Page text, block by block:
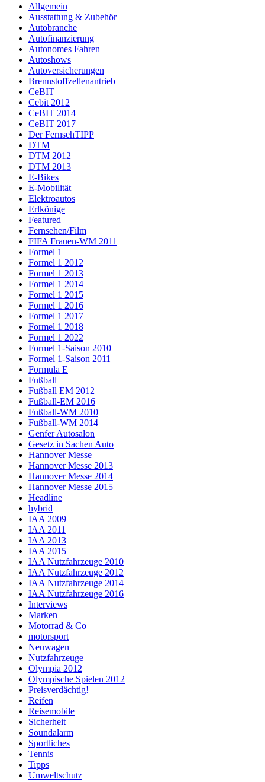
Allgemein
Ausstattung & Zubehör
Autobranche
Autofinanzierung
Autonomes Fahren
Autoshows
Autoversicherungen
Brennstoffzellenantrieb
CeBIT
Cebit 2012
CeBIT 2014
CeBIT 2017
Der FernsehTIPP
DTM
DTM 2012
DTM 2013
E-Bikes
E-Mobilität
Elektroautos
Erlkönige
Featured
Fernsehen/Film
FIFA Frauen-WM 2011
Formel 1
Formel 1 2012
Formel 1 2013
Formel 1 2014
Formel 1 2015
Formel 1 2016
Formel 1 2017
Formel 1 2018
Formel 1 2022
Formel 1-Saison 2010
Formel 1-Saison 2011
Formula E
Fußball
Fußball EM 2012
Fußball-EM 2016
Fußball-WM 2010
Fußball-WM 2014
Genfer Autosalon
Gesetz in Sachen Auto
Hannover Messe
Hannover Messe 2013
Hannover Messe 2014
Hannover Messe 2015
Headline
hybrid
IAA 2009
IAA 2011
IAA 2013
IAA 2015
IAA Nutzfahrzeuge 2010
IAA Nutzfahrzeuge 2012
IAA Nutzfahrzeuge 2014
IAA Nutzfahrzeuge 2016
Interviews
Marken
Motorrad & Co
motorsport
Neuwagen
Nutzfahrzeuge
Olympia 2012
Olympische Spielen 2012
Preisverdächtig!
Reifen
Reisemobile
Sicherheit
Soundalarm
Sportliches
Tennis
Tipps
Umweltschutz